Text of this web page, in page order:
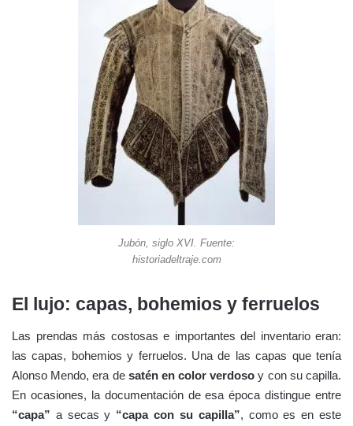
Jubón, siglo XVI. Fuente:
historiadeltraje.com
El lujo: capas, bohemios y ferruelos
Las prendas más costosas e importantes del inventario eran:
las capas, bohemios y ferruelos. Una de las capas que tenía
Alonso Mendo, era de satén en color verdoso y con su capilla.
En ocasiones, la documentación de esa época distingue entre
“capa” a secas y “capa con su capilla”, como es en este